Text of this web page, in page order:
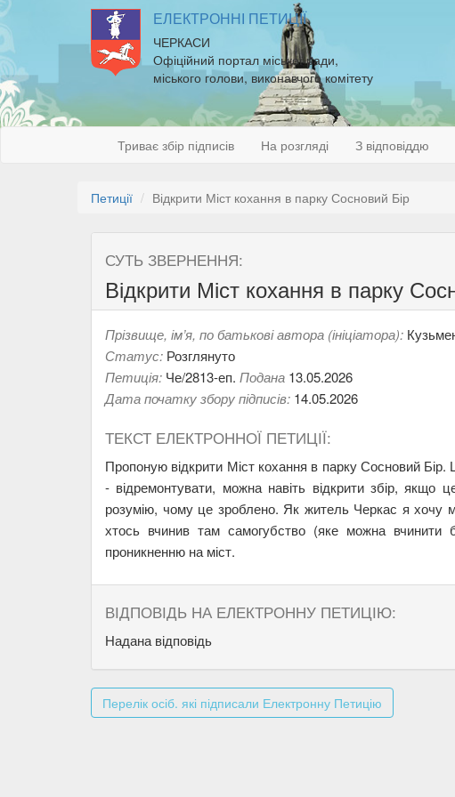
ЕЛЕКТРОННІ ПЕТИЦІЇ
ЧЕРКАСИ
Офіційний портал міської ради,
міського голови, виконавчого комітету
Триває збір підписів На розгляді З відповіддю
Петиції Відкрити Міст кохання в парку Сосновий Бір
СУТЬ ЗВЕРНЕННЯ:
Відкрити Міст кохання в парку
Прізвище, ім’я, по батькові автора (ініціатора):
Статус: Розглянуто
Петиція: Че/2813-еп. Подана 13.05.2026
Дата початку збору підписів: 14.05.2026
ТЕКСТ ЕЛЕКТРОННОЇ ПЕТИЦІЇ:
Пропоную відкрити Міст кохання в парку Сосновий Бір.
- відремонтувати, можна навіть відкрити збір, якщо
розумію, чому це зроблено. Як житель Черкас я хочу
хтось вчинив там самогубство (яке можна
проникненню на міст.
ВІДПОВІДЬ НА ЕЛЕКТРОННУ ПЕТИЦІЮ:
Надана відповідь
Перелік осіб. які підписали Електронну Петицію